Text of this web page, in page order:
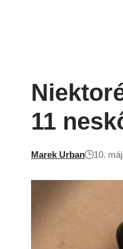
11
Marek Urban 10.